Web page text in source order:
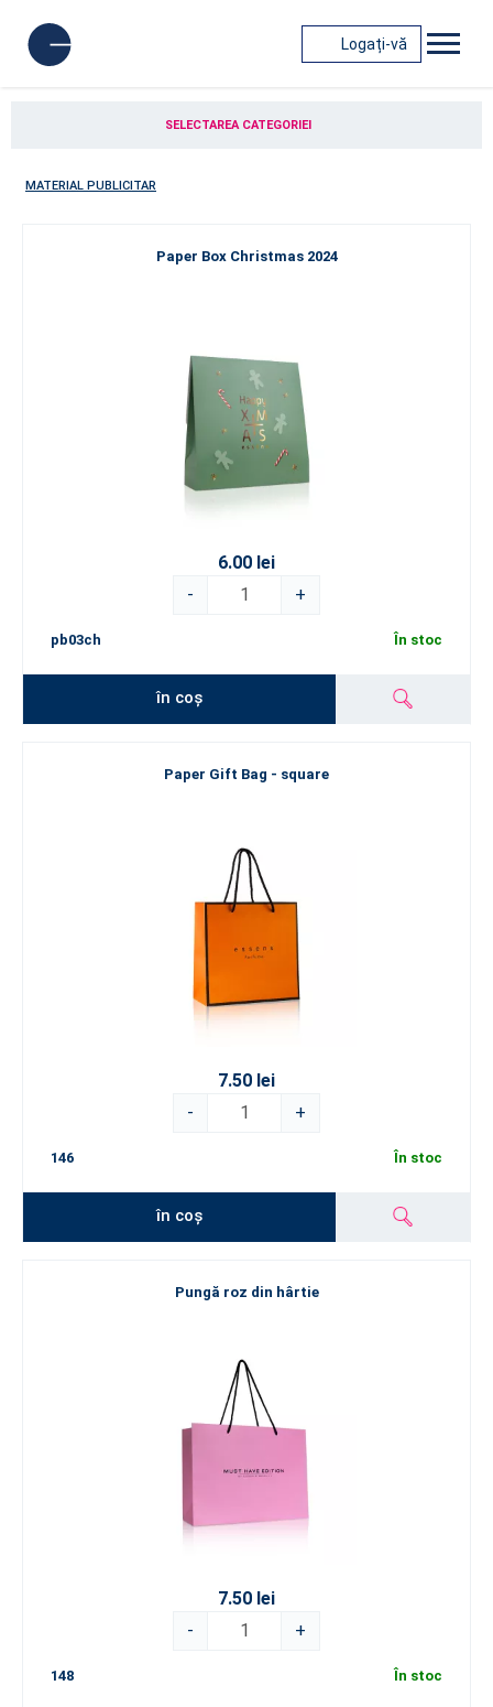
Logați-vă
SELECTAREA CATEGORIEI
MATERIAL PUBLICITAR
Paper Box Christmas 2024
6.00 lei
-
+
pb03ch În stoc
în coș
Paper Gift Bag - square
7.50 lei
-
+
146 În stoc
în coș
Pungă roz din hârtie
7.50 lei
-
+
148 În stoc